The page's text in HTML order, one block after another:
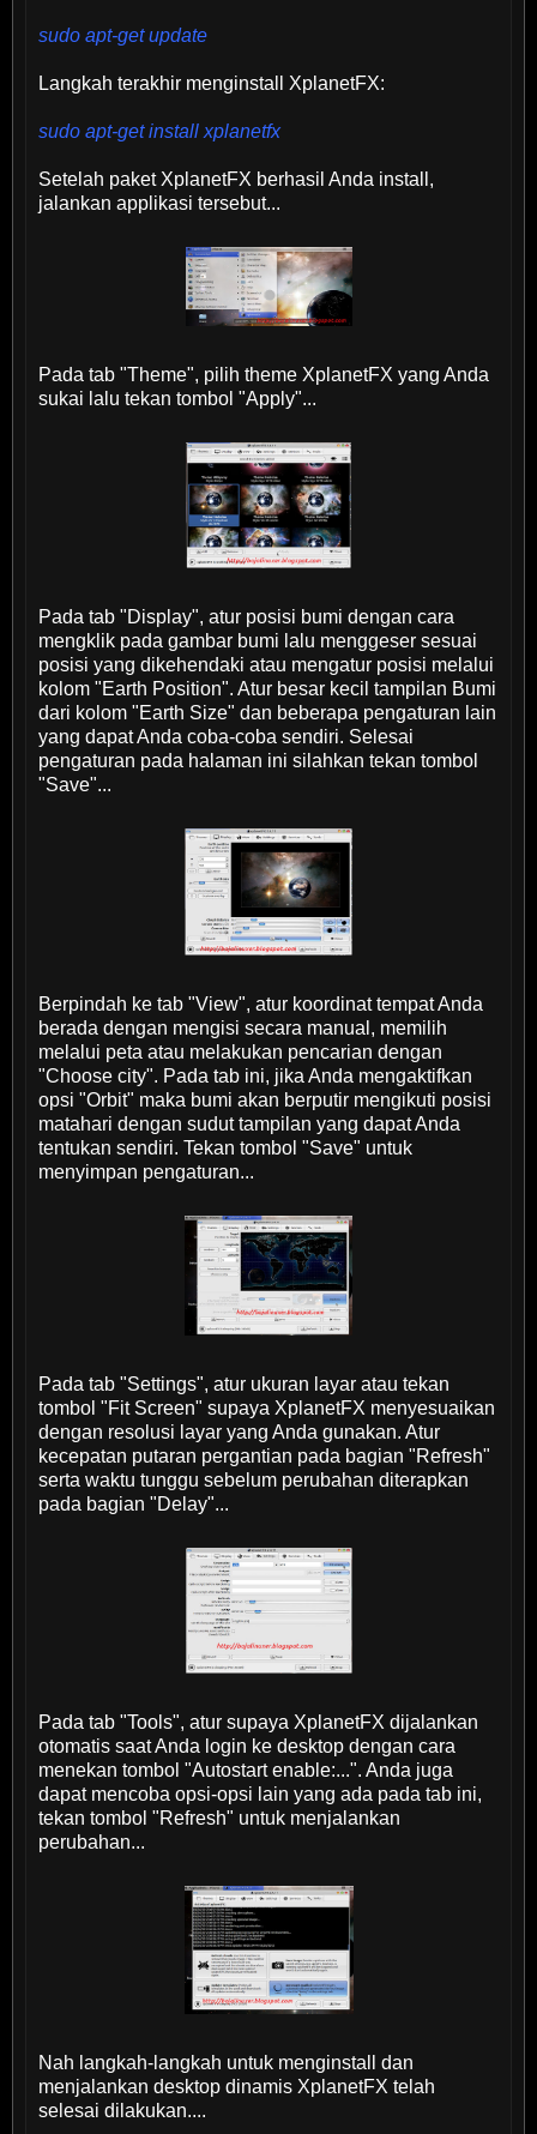
sudo apt-get update
Langkah terakhir menginstall XplanetFX:
sudo apt-get install xplanetfx
Setelah paket XplanetFX berhasil Anda install,
jalankan applikasi tersebut...
Pada tab "Theme", pilih theme XplanetFX yang Anda
sukai lalu tekan tombol "Apply"...
Pada tab "Display", atur posisi bumi dengan cara
mengklik pada gambar bumi lalu menggeser sesuai
posisi yang dikehendaki atau mengatur posisi melalui
kolom "Earth Position". Atur besar kecil tampilan Bumi
dari kolom "Earth Size" dan beberapa pengaturan lain
yang dapat Anda coba-coba sendiri. Selesai
pengaturan pada halaman ini silahkan tekan tombol
"Save"...
Berpindah ke tab "View", atur koordinat tempat Anda
berada dengan mengisi secara manual, memilih
melalui peta atau melakukan pencarian dengan
"Choose city". Pada tab ini, jika Anda mengaktifkan
opsi "Orbit" maka bumi akan berputir mengikuti posisi
matahari dengan sudut tampilan yang dapat Anda
tentukan sendiri. Tekan tombol "Save" untuk
menyimpan pengaturan...
Pada tab "Settings", atur ukuran layar atau tekan
tombol "Fit Screen" supaya XplanetFX menyesuaikan
dengan resolusi layar yang Anda gunakan. Atur
kecepatan putaran pergantian pada bagian "Refresh"
serta waktu tunggu sebelum perubahan diterapkan
pada bagian "Delay"...
Pada tab "Tools", atur supaya XplanetFX dijalankan
otomatis saat Anda login ke desktop dengan cara
menekan tombol "Autostart enable:...". Anda juga
dapat mencoba opsi-opsi lain yang ada pada tab ini,
tekan tombol "Refresh" untuk menjalankan
perubahan...
Nah langkah-langkah untuk menginstall dan
menjalankan desktop dinamis XplanetFX telah
selesai dilakukan....